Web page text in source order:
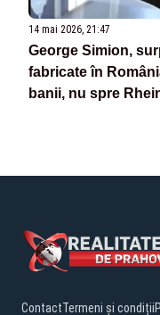
14 mai 2026, 21:47
George Simion,
fabricate în
banii, nu spre
ContactTermeni și condiții